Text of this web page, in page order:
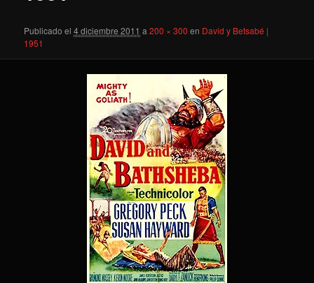
Publicado el 4 diciembre 2011 a200 × 300 en David y Betsabé |
1951